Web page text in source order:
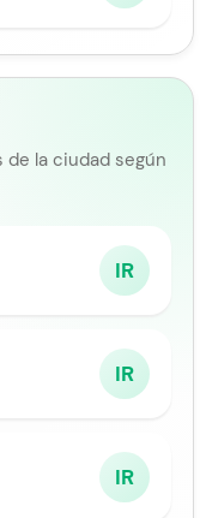
de la ciudad según
IR
IR
IR